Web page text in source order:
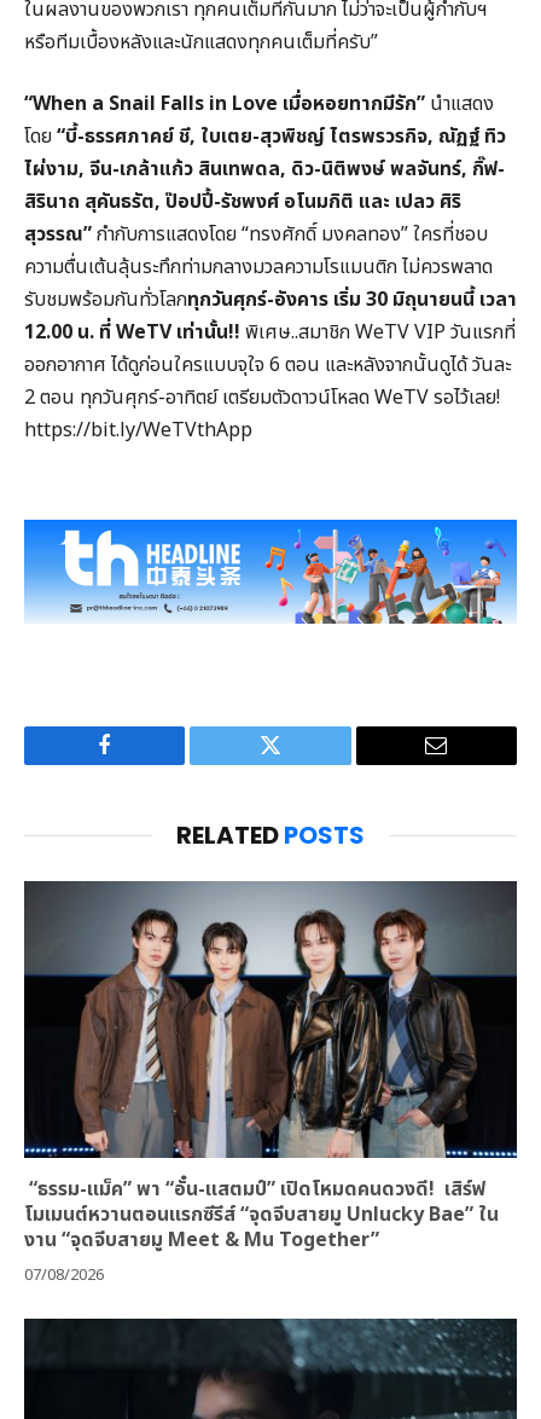
ในผลงานของพวกเรา ทุกคนเต็มที่กันมาก ไม่ว่าจะเป็นผู้กำกับฯ
หรือทีมเบื้องหลังและนักแสดงทุกคนเต็มที่ครับ”
“When a Snail Falls in Love เมื่อหอยทากมีรัก” นำแสดง
โดย“บี้-ธรรศภาคย์ ชี, ใบเตย-สุวพิชญ์ ไตรพรวรกิจ, ณัฏฐ์ ทิว
ไผ่งาม, จีน-เกล้าแก้ว สินเทพดล, ดิว-นิติพงษ์ พลจันทร์, กิ๊ฟ-
สิรินาถ สุคันธรัต, ป๊อปปี้-รัชพงศ์ อโนมกิติ และ เปลว ศิริ
สุวรรณ”กำกับการแสดงโดย “ทรงศักดิ์ มงคลทอง” ใครที่ชอบ
ความตื่นเต้นลุ้นระทึกท่ามกลางมวลความโรแมนติก ไม่ควรพลาด
รับชมพร้อมกันทั่วโลกทุกวันศุกร์-อังคาร เริ่ม 30 มิถุนายนนี้ เวลา
12.00 น. ที่ WeTV เท่านั้น!! พิเศษ..สมาชิก WeTV VIP วันแรกที่
ออกอากาศ ได้ดูก่อนใครแบบจุใจ 6 ตอน และหลังจากนั้นดูได้ วันละ
2 ตอน ทุกวันศุกร์-อาทิตย์ เตรียมตัวดาวน์โหลด WeTV รอไว้เลย!
https://bit.ly/WeTVthApp
Facebook Twitter Email
RELATEDPOSTS
“ธรรม-แม็ค” พา “อั๋น-แสตมป์” เปิดโหมดคนดวงดี! เสิร์ฟ
โมเมนต์หวานตอนแรกซีรีส์ “จุดจีบสายมู Unlucky Bae” ใน
งาน “จุดจีบสายมู Meet & Mu Together”
07/08/2026